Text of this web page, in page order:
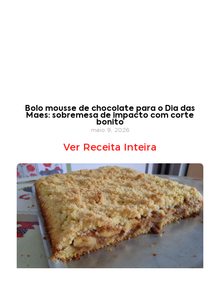
Bolo mousse de chocolate para o Dia das
Maes: sobremesa de impacto com corte
bonito
maio 9, 2026
Ver Receita Inteira